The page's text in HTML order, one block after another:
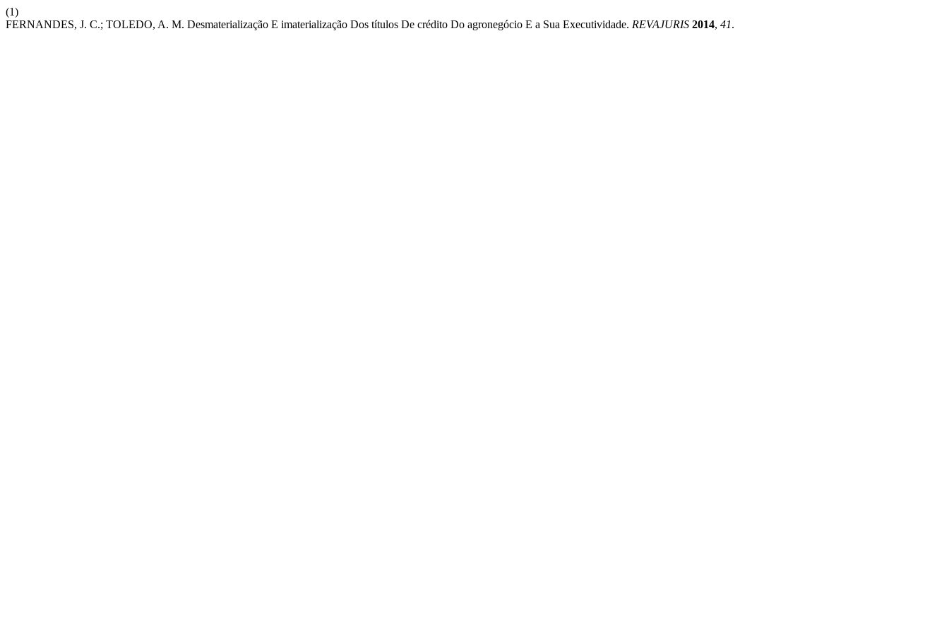
(1)
FERNANDES, J. C.; TOLEDO, A. M. Desmaterialização E imaterialização Dos títulos De crédito Do agronegócio E a Sua Executividade. REVAJURIS 2014, 41.